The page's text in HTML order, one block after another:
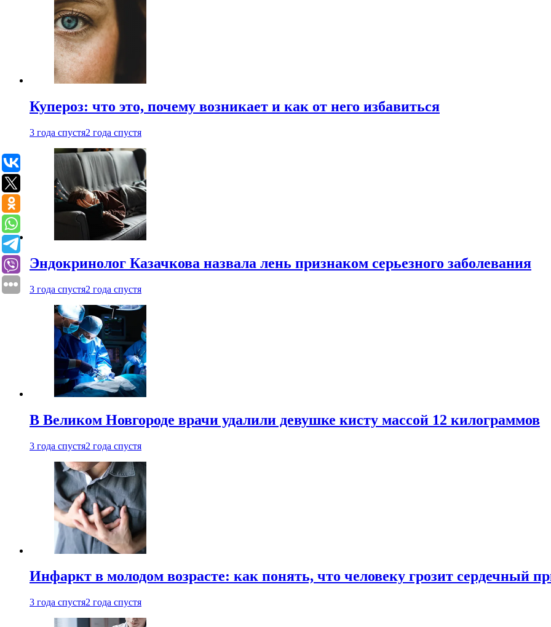
Купероз: что это, почему возникает и как от него избавиться
3 года спустя2 года спустя
Эндокринолог Казачкова назвала лень признаком серьезного заболевания
3 года спустя2 года спустя
В Великом Новгороде врачи удалили девушке кисту массой 12 килограммов
3 года спустя2 года спустя
Инфаркт в молодом возрасте: как понять, что человеку грозит сердечный
3 года спустя2 года спустя